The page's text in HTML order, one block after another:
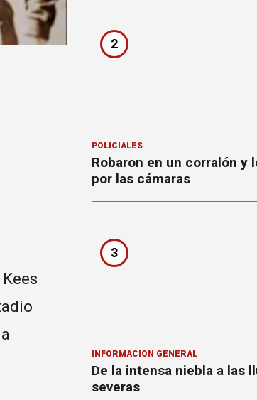
2
POLICIALES
Robaron en un corralón y
por las cámaras
3
INFORMACION GENERAL
De la intensa niebla a las
severas